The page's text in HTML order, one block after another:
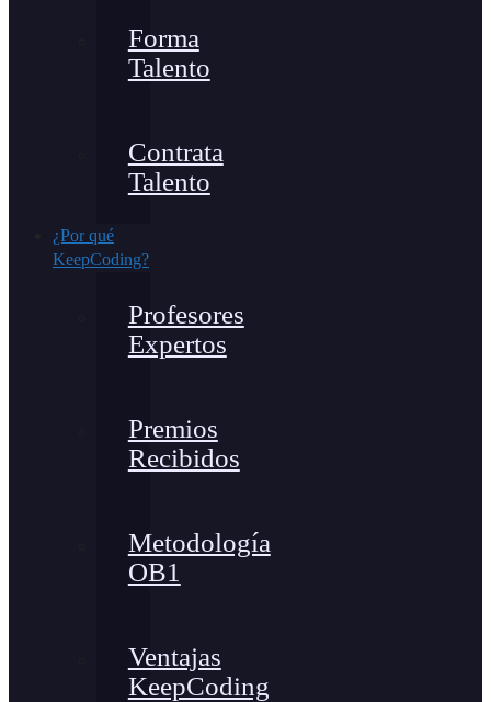
Forma
Talento
Contrata
Talento
¿Por qué
KeepCoding?
Profesores
Expertos
Premios
Recibidos
Metodología
OB1
Ventajas
KeepCoding